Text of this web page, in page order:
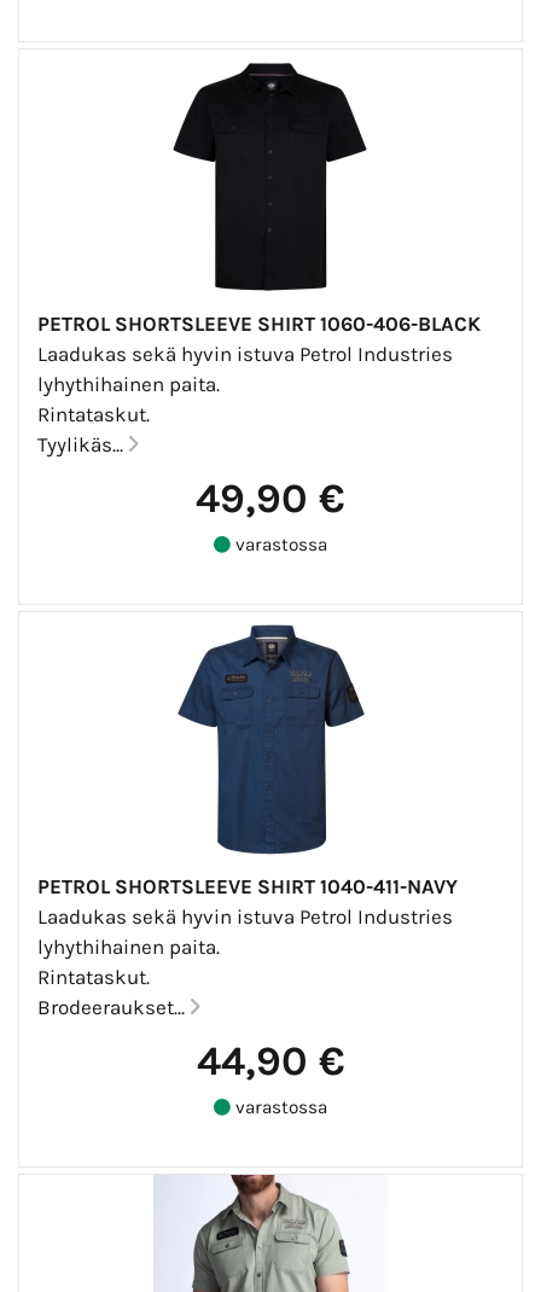
PETROL SHORTSLEEVE SHIRT 1060-406-BLACK
Laadukas sekä hyvin istuva Petrol Industries
lyhythihainen paita.
Rintataskut.
Tyylikäs...
49,90 €
varastossa
PETROL SHORTSLEEVE SHIRT 1040-411-NAVY
Laadukas sekä hyvin istuva Petrol Industries
lyhythihainen paita.
Rintataskut.
Brodeeraukset...
44,90 €
varastossa